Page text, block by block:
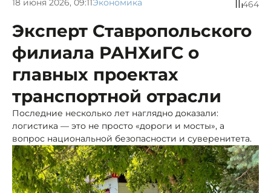
18 июня 2026, 09:11Экономика 464
Эксперт Ставропольского
филиала РАНХиГС о
главных проектах
транспортной отрасли
Последние несколько лет наглядно доказали:
логистика — это не просто «дороги и мосты», а
вопрос национальной безопасности и суверенитета.